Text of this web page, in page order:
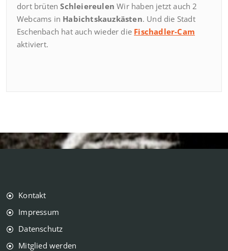
dort brütenSchleiereulen Wir haben jetzt auch 2
Webcams in Habichtskauzkästen. Und die Stadt
Eschenbach hat auch wieder die Fischadler-Cam
aktiviert.
Kontakt
Impressum
Datenschutz
Mitglied werden